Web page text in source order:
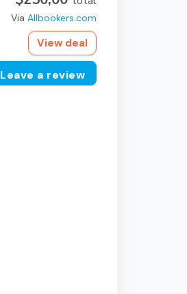
Via Allbookers.com
View deal
Leave a review